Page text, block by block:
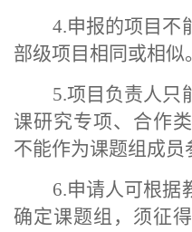
4.申报的项目不
部级项目相同或相似。
5.项目负责人只
课研究专项、合作
不能作为课题组成员
6.申请人可根据
确定课题组，须征